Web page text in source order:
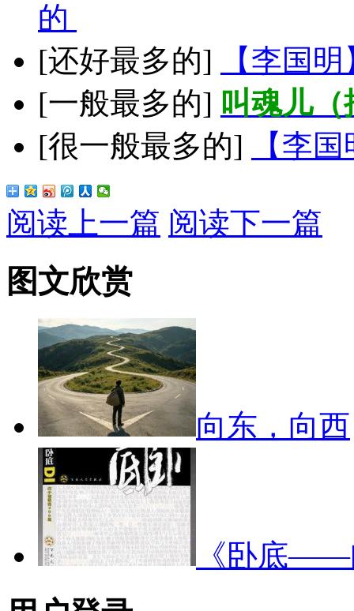
的
[还好最多的]
【李国
[一般最多的] 叫魂儿
[很一般最多的]
【李
阅读上一篇 阅读下一篇
图文欣赏
向东，向西
《卧底